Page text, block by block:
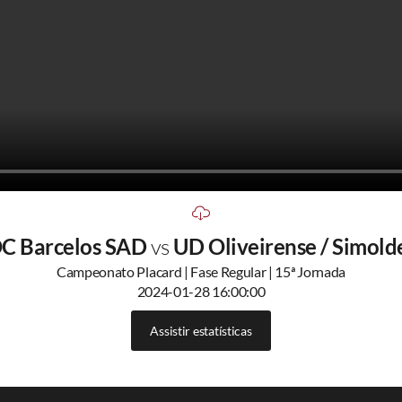
Barcelos SADvs UD Oliveirense /
Campeonato Placard | Fase Regular | 15ª Jornada
2024-01-28 16:00:00
Assistir estatísticas